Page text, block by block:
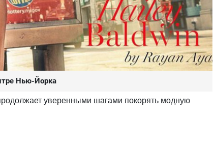
Нью-Йорка
уверенными шагами покорять модную